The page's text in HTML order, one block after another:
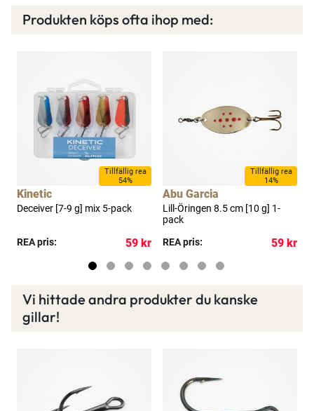
Produkten köps ofta ihop med:
Tillfällig rea
54%
Kinetic
Deceiver [7-9 g] mix 5-pack
REA pris: 59 kr
Tillfällig rea
14%
Abu Garcia
Lill-Öringen 8.5 cm [10 g] 1-
pack
REA pris:
59 kr
Vi hittade andra produkter du kanske
gillar!